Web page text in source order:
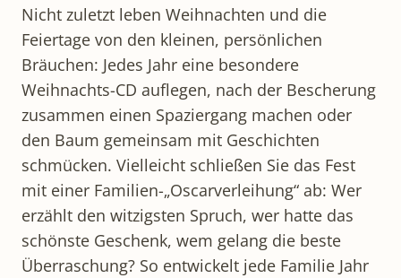
Nicht zuletzt leben Weihnachten und die
Feiertage von den kleinen, persönlichen
Bräuchen: Jedes Jahr eine besondere
Weihnachts-CD auflegen, nach der Bescherung
zusammen einen Spaziergang machen oder
den Baum gemeinsam mit Geschichten
schmücken. Vielleicht schließen Sie das Fest
mit einer Familien-„Oscarverleihung“ ab: Wer
erzählt den witzigsten Spruch, wer hatte das
schönste Geschenk, wem gelang die beste
Überraschung? So entwickelt jede Familie Jahr